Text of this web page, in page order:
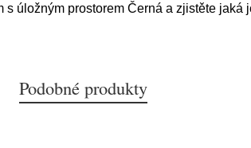
úložným prostorem Černá a zjistěte jaká
Podobné produkty